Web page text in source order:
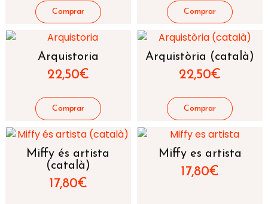
Arquistoria
22,50€
Arquistòria (català)
22,50€
Miffy és artista
(català)
17,80€
Miffy es artista
17,80€